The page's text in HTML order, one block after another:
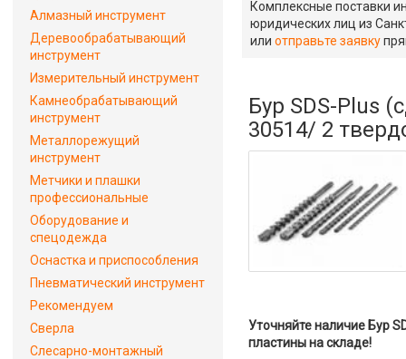
Комплексные поставки
юридических лиц из
илиотправьте заявку
Бур SDS-Plus
30514/ 2
Уточняйте наличие Бур
пластины на складе!
Алмазный инструмент
Деревообрабатывающий
инструмент
Измерительный инструмент
Камнеобрабатывающий
инструмент
Металлорежущий
инструмент
Метчики и плашки
профессиональные
Оборудование и
спецодежда
Оснастка и приспособления
Пневматический инструмент
Рекомендуем
Сверла
Слесарно-монтажный